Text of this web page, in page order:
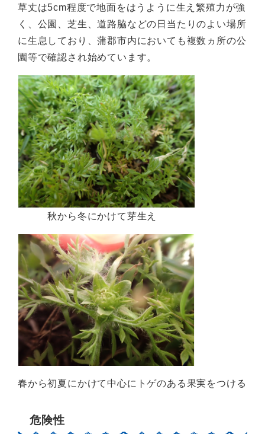
草丈は5cm程度で地面をはうように生え繁殖力が強
く、公園、芝生、道路脇などの日当たりのよい場所
に生息しており、蒲郡市内においても複数ヵ所の公
園等で確認され始めています。
秋から冬にかけて芽生え
春から初夏にかけて中心にトゲのある果実をつける
危険性